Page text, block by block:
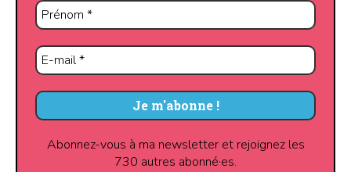
Abonnez-vous à ma newsletter et rejoignez les
730 autres abonné·es.